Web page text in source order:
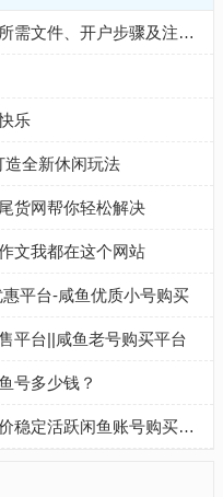
越南银行开户：外国人开户资格、所需文件、开户步骤及注意事项
乐
造全新休闲玩法
货网帮你轻松解决
文我都在这个网站
平台-咸鱼优质小号购买
平台||咸鱼老号购买平台
号多少钱？
闲鱼账号出售、咸鱼账号购买、低价稳定活跃闲鱼账号购买流程